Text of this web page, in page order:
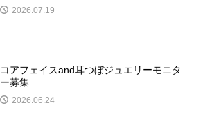
2026.07.19
コアフェイスand耳つぼジュエリーモニタ
ー募集
2026.06.24